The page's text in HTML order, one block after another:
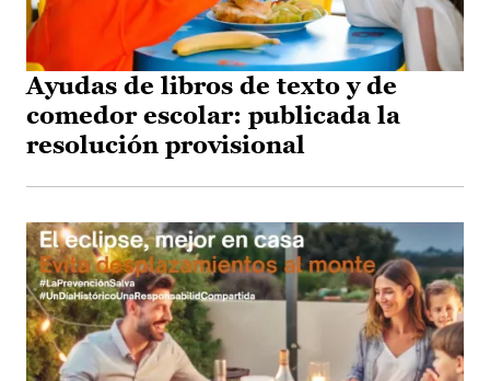
Ayudas de libros de texto y de
comedor escolar: publicada la
resolución provisional